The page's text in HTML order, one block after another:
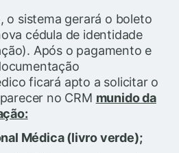
o sistema gerará o boleto
cédula de identidade
Após o pagamento e
ficará apto a solicitar o
no CRM munido da
Médica (livro verde);